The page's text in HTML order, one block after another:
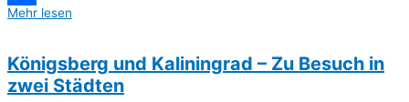
Teilen
Mehr lesen
Königsberg und Kaliningrad – Zu Besuch in
zwei Städten